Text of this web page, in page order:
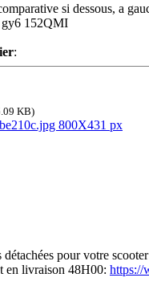
si dessous, a
gy6 152QMI
:
KB)
détachées pour votre
en livraison 48H00: https://